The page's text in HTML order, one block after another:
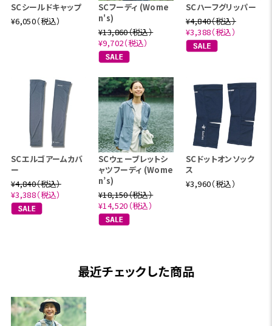
SCシールドキャップ
¥6,050（税込）
SCフーディ (Wome
n's)
¥13,860（税込）
¥9,702（税込）
SCハーフグリッパー
¥4,840（税込）
¥3,388（税込）
SCエルゴアームカバ
ー
¥4,840（税込）
¥3,388（税込）
SCウェーブレットシ
ャツフーディ (Wome
n’s)
¥18,150（税込）
¥14,520（税込）
SCドットオンソック
ス
¥3,960（税込）
最近チェックした商品